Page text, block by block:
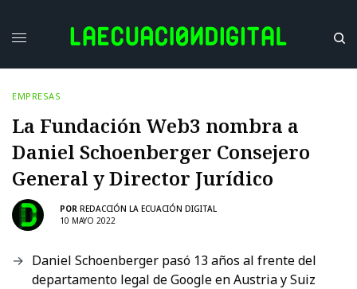
EMPRESAS
La Fundación Web3 nombra a
Daniel Schoenberger Consejero
General y Director Jurídico
POR REDACCIÓN LA ECUACIÓN DIGITAL
10 MAYO 2022
Daniel Schoenberger pasó 13 años al frente del
departamento legal de Google en Austria y Suiz